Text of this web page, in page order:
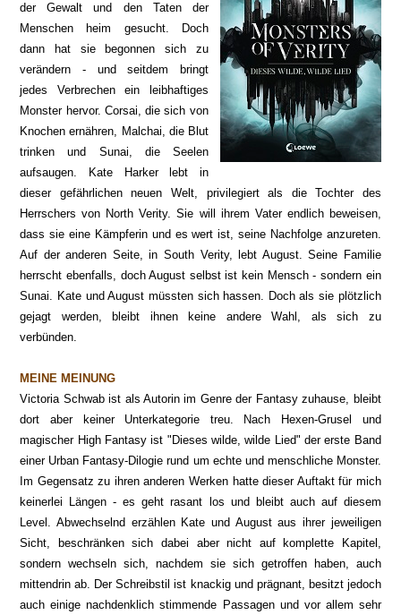
der Gewalt und den Taten der
Menschen heim gesucht. Doch
dann hat sie begonnen sich zu
verändern - und seitdem bringt
jedes Verbrechen ein leibhaftiges
Monster hervor. Corsai, die sich von
Knochen ernähren, Malchai, die Blut
trinken und Sunai, die Seelen
aufsaugen. Kate Harker lebt in
dieser gefährlichen neuen Welt, privilegiert als die Tochter des
Herrschers von North Verity. Sie will ihrem Vater endlich beweisen,
dass sie eine Kämpferin und es wert ist, seine Nachfolge anzureten.
Auf der anderen Seite, in South Verity, lebt August. Seine Familie
herrscht ebenfalls, doch August selbst ist kein Mensch - sondern ein
Sunai. Kate und August müssten sich hassen. Doch als sie plötzlich
gejagt werden, bleibt ihnen keine andere Wahl, als sich zu
verbünden.
MEINE MEINUNG
Victoria Schwab ist als Autorin im Genre der Fantasy zuhause, bleibt
dort aber keiner Unterkategorie treu. Nach Hexen-Grusel und
magischer High Fantasy ist "Dieses wilde, wilde Lied" der erste Band
einer Urban Fantasy-Dilogie rund um echte und menschliche Monster.
Im Gegensatz zu ihren anderen Werken hatte dieser Auftakt für mich
keinerlei Längen - es geht rasant los und bleibt auch auf diesem
Level. Abwechselnd erzählen Kate und August aus ihrer jeweiligen
Sicht, beschränken sich dabei aber nicht auf komplette Kapitel,
sondern wechseln sich, nachdem sie sich getroffen haben, auch
mittendrin ab. Der Schreibstil ist knackig und prägnant, besitzt jedoch
auch einige nachdenklich stimmende Passagen und vor allem sehr